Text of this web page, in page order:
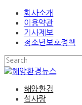
회사소개
이용약관
기사제보
청소년보호정책
해양환경
섬사랑